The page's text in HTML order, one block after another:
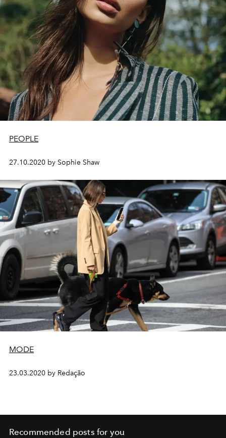
PEOPLE
27.10.2020 by Sophie Shaw
MODE
23.03.2020 by Redação
Recommended posts for you